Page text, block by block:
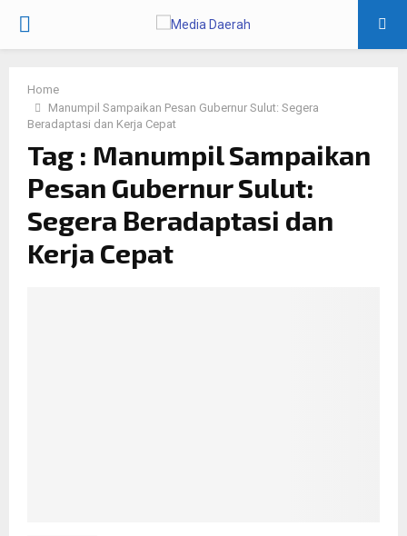
PRIMARY
Home
Manumpil Sampaikan Pesan Gubernur Sulut: Segera
Beradaptasi dan Kerja Cepat
Tag : Manumpil Sampaikan
Pesan Gubernur Sulut:
Segera Beradaptasi dan
Kerja Cepat